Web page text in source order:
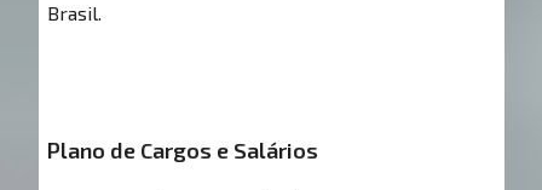
Brasil.
Plano de Cargos e Salários